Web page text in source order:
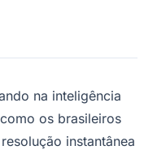
na inteligência
os brasileiros
instantânea